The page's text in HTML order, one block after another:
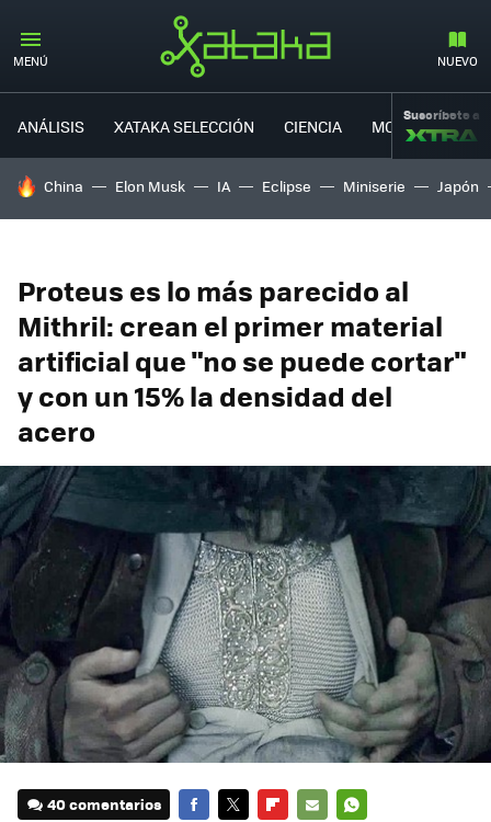
MENÚ NUEVO
ANÁLISIS XATAKA SELECCIÓN CIENCIA MOVILIDAD
Suscríbete a
HOY SE HABLA DE
China Elon Musk IA Eclipse Miniserie Japón
Proteus es lo más parecido al
Mithril: crean el primer material
artificial que "no se puede cortar"
y con un 15% la densidad del
acero
40 comentarios